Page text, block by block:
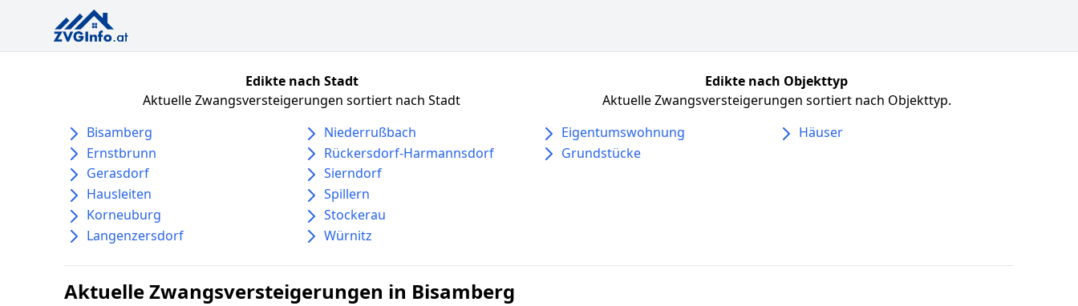
Edikte nach Stadt
Aktuelle Zwangsversteigerungen sortiert nach Stadt
Bisamberg
Ernstbrunn
Gerasdorf
Hausleiten
Korneuburg
Langenzersdorf
Niederrußbach
Rückersdorf-Harmannsdorf
Sierndorf
Spillern
Stockerau
Würnitz
Edikte nach Objekttyp
Aktuelle Zwangsversteigerungen sortiert nach Objekttyp.
Eigentumswohnung
Grundstücke
Häuser
Aktuelle Zwangsversteigerungen in Bisamberg